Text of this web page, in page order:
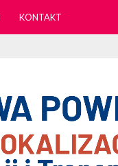
KONTAKT